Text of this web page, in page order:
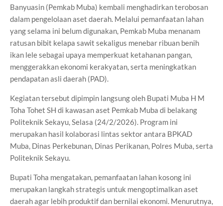
Banyuasin (Pemkab Muba) kembali menghadirkan terobosan
dalam pengelolaan aset daerah. Melalui pemanfaatan lahan
yang selama ini belum digunakan, Pemkab Muba menanam
ratusan bibit kelapa sawit sekaligus menebar ribuan benih
ikan lele sebagai upaya memperkuat ketahanan pangan,
menggerakkan ekonomi kerakyatan, serta meningkatkan
pendapatan asli daerah (PAD).
Kegiatan tersebut dipimpin langsung oleh Bupati Muba H M
Toha Tohet SH di kawasan aset Pemkab Muba di belakang
Politeknik Sekayu, Selasa (24/2/2026). Program ini
merupakan hasil kolaborasi lintas sektor antara BPKAD
Muba, Dinas Perkebunan, Dinas Perikanan, Polres Muba, serta
Politeknik Sekayu.
Bupati Toha mengatakan, pemanfaatan lahan kosong ini
merupakan langkah strategis untuk mengoptimalkan aset
daerah agar lebih produktif dan bernilai ekonomi. Menurutnya,